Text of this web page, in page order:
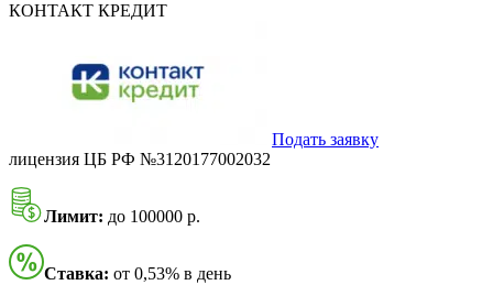
КОНТАКТ КРЕДИТ
Подать заявку
лицензия ЦБ РФ №3120177002032
Лимит: до 100000 р.
Ставка: от 0,53% в день